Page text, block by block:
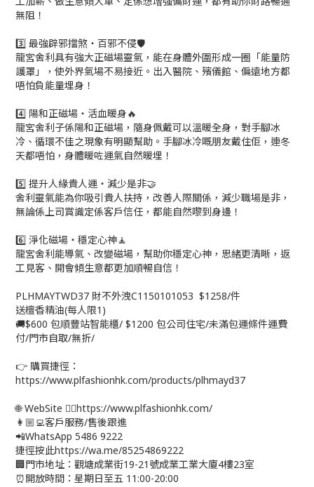
無阻！
3️⃣ 最強辟邪擋煞・百邪不侵🛡️
龍宮舍利具有強大正磁場靈氣，能在身體外圍形成一圈「能量防
護罩」，使外界氣場不易接近。出入醫院、殯儀館、偏遠地方都
唔怕負能量埋身！
4️⃣ 陽和正磁場・活血暖身🔥
龍宮舍利子係陽和正磁場，隨身佩戴可以溫暖全身，對手腳冰
冷、循環不佳之現象有明顯幫助。手腳冰冷嘅朋友戴住佢，連冬
天都唔怕，身體暖咗運氣自然暖埋！
5️⃣ 提升人緣貴人運・減少是非🤝
舍利靈氣能為你吸引貴人扶持，改善人際關係，減少職場是非，
無論係上司賞識定係客戶信任，都能自然嚟到身邊！
6️⃣ 淨化磁場・穩定心神🧘
龍宮舍利能導氣、改變磁場，幫助你穩定心神，思緒更清晰，返
工見客、開會傾生意都更加順暢自信！
PLHMAYTWD37 財不外洩C1150101053 $1258/件
送檀香精油(每人限1)
🚚$600 包順豐站智能櫃/ $1200 包公司住宅/未滿包運條件運費
付/門市自取/無折/
👉 購買捷徑：
https://www.plfashionhk.com/products/plhmayd37
🌐 WebSite 👉🏻https://www.plfashionhk.com/
👩🏼‍💻客戶服務/售後跟進
📲WhatsApp 5486 9222
捷徑按此https://wa.me/85254869222
🏢門市地址：觀塘成業街19-21號成業工業大廈4樓23室
⏰開放時間：星期日至五 11:00-20:00